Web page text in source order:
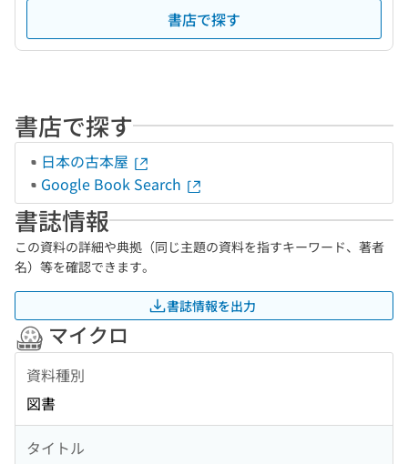
書店で探す
書店で探す
日本の古本屋
Google Book Search
書誌情報
この資料の詳細や典拠（同じ主題の資料を指すキーワード、著者
名）等を確認できます。
書誌情報を出力
マイクロ
資料種別
図書
タイトル